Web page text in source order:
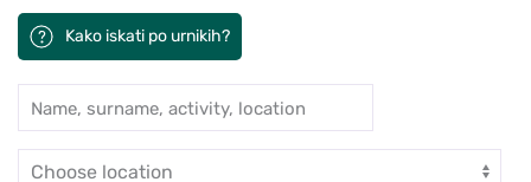
Kako iskati po urnikih?
Iskanje po ambulantah in
Name, surname, activity, location
Enota